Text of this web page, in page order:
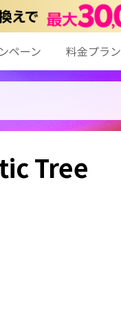
ペーン 料金プラン
Tree